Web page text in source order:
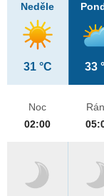
Neděle
31 °C 33
Noc
02:00